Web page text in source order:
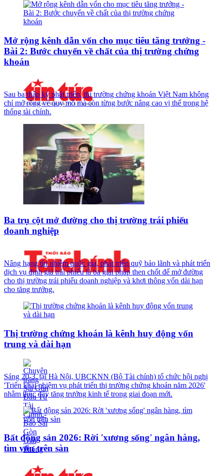
Mở rộng kênh dẫn vốn cho mục tiêu tăng trưởng -
Bài 2: Bước chuyển về chất của thị trường chứng
khoán
Sau ba thập kỷ phát triển, thị trường chứng khoán Việt Nam không
chỉ mở rộng về quy mô mà còn từng bước nâng cao vị thế trong hệ
thống tài chính.
Ba trụ cột mở đường cho thị trường trái phiếu
doanh nghiệp
Nâng hạng tín nhiệm quốc gia, phát triển quỹ bảo lãnh và phát triển
dịch vụ định giá trái phiếu là ba giải pháp then chốt để mở đường
cho thị trường trái phiếu doanh nghiệp và khơi thông vốn dài hạn
cho tăng trưởng.
Thị trường chứng khoán là kênh huy động vốn
trung và dài hạn
Sáng 20-3, tại Hà Nội, UBCKNN (Bộ Tài chính) tổ chức hội nghị
'Triển khai nhiệm vụ phát triển thị trường chứng khoán năm 2026'
nhằm thúc đẩy tăng trưởng kinh tế trong giai đoạn mới.
Bất động sản 2026: Rời 'xương sống' ngân hàng,
tìm vốn trên sàn